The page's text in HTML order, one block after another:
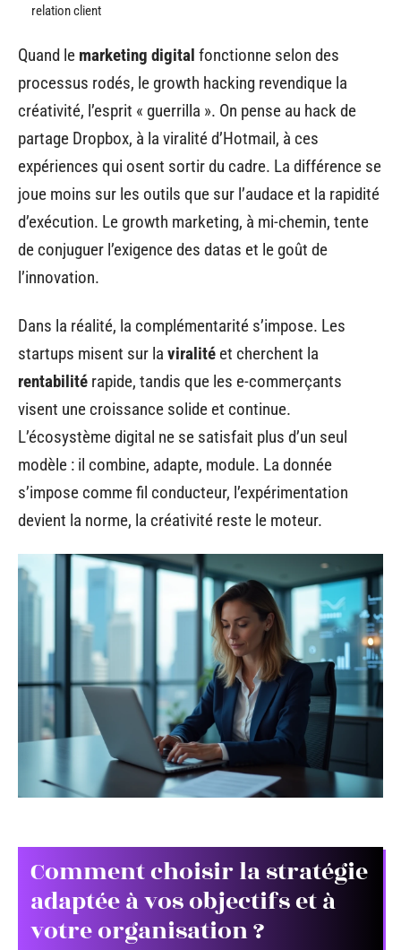
relation client
Quand le marketing digital fonctionne selon des
processus rodés, le growth hacking revendique la
créativité, l’esprit « guerrilla ». On pense au hack de
partage Dropbox, à la viralité d’Hotmail, à ces
expériences qui osent sortir du cadre. La différence se
joue moins sur les outils que sur l’audace et la rapidité
d’exécution. Le growth marketing, à mi-chemin, tente
de conjuguer l’exigence des datas et le goût de
l’innovation.
Dans la réalité, la complémentarité s’impose. Les
startups misent sur la viralité et cherchent la
rentabilité rapide, tandis que les e-commerçants
visent une croissance solide et continue.
L’écosystème digital ne se satisfait plus d’un seul
modèle : il combine, adapte, module. La donnée
s’impose comme fil conducteur, l’expérimentation
devient la norme, la créativité reste le moteur.
Comment choisir la stratégie
adaptée à vos objectifs et à
votre organisation ?